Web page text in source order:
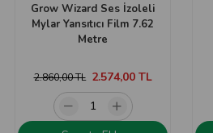
Grow Wizard Ses İzoleli
Mylar Yansıtıcı Film 7.62
Metre
2.574,00 TL
2.860,00 TL